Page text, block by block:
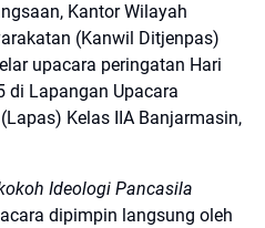
Kantor Wilayah
(Kanwil Ditjenpas)
upacara peringatan Hari
di Lapangan Upacara
Kelas IIA Banjarmasin,
Ideologi Pancasila
dipimpin langsung oleh